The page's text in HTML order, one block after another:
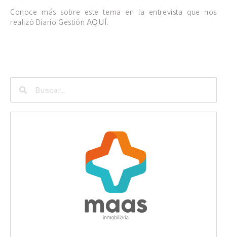
Conoce más sobre este tema en la entrevista que nos
realizó Diario Gestión AQUÍ.